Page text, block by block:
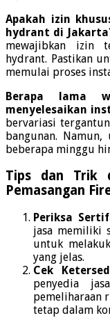
Apakah izin
hydrant di
mewajibkan izin
hydrant. Pastikan
memulai proses
Berapa lama
menyelesaikan
bervariasi
bangunan.
beberapa minggu
Tips dan Trik
Pemasangan
Periksa
jasa memiliki
untuk
yang jelas.
Cek
penyedia
pemeliharaan
tetap dalam